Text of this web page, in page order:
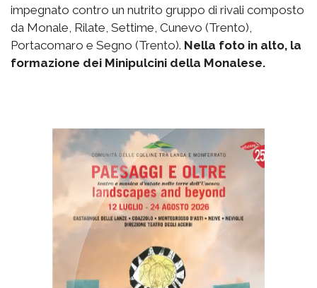
impegnato contro un nutrito gruppo di rivali composto
da Monale, Rilate, Settime, Cunevo (Trento),
Portacomaro e Segno (Trento). Nella foto in alto, la
formazione dei Minipulcini della Monalese.